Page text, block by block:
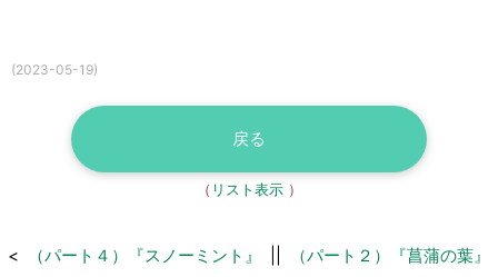
(2023-05-19)
戻る
（ リスト表示）
< （パート４）『スノーミント』
（パート２）『菖蒲の葉』